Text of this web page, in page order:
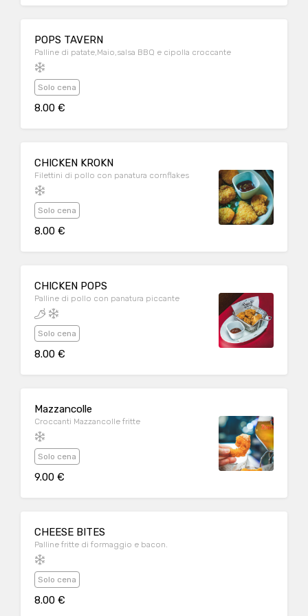
POPS TAVERN
Palline di patate,Maio,salsa BBQ e cipolla croccante
Solo cena
8.00 €
CHICKEN KROKN
Filettini di pollo con panatura cornflakes
Solo cena
8.00 €
CHICKEN POPS
Palline di pollo con panatura piccante
Solo cena
8.00 €
Mazzancolle
Croccanti Mazzancolle fritte
Solo cena
9.00 €
CHEESE BITES
Palline fritte di formaggio e bacon.
Solo cena
8.00 €